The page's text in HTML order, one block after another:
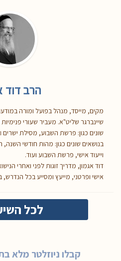
הרב דוד
מקים, מייסד, מנהל בפועל ומורה
שיינברגר שליט"א. מעביר שעורי
שונים כגון: פרשת השבוע, מסילת
בנושאים שונים כגון: מהות חודשי השנה,
וייעוד אישי, פרשת השבוע ועוד.
דוד אגמון, מדריך זוגות לפני ואחרי
אישי ופרטני, מייעץ ומסייע בכל
לכל
קבלו ניוזלטר מלא